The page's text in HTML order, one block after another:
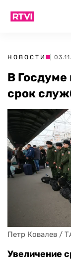
НОВОСТИ |
В
срок
Петр Ковалев /
Увеличение